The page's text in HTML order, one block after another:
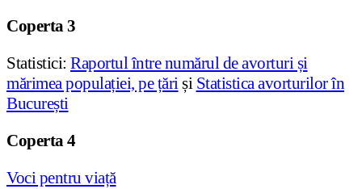
Coperta 3
Statistici: Raportul între numărul de avorturi și
mărimea populației, pe țăriși Statistica avorturilor în
București
Coperta 4
Voci pentru viață